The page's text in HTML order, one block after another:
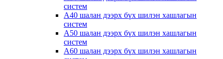
систем
A40 шалан дээрх бүх шилэн хашлагын
систем
A50 шалан дээрх бүх шилэн хашлагын
систем
A60 шалан дээрх бүх шилэн хашлагын